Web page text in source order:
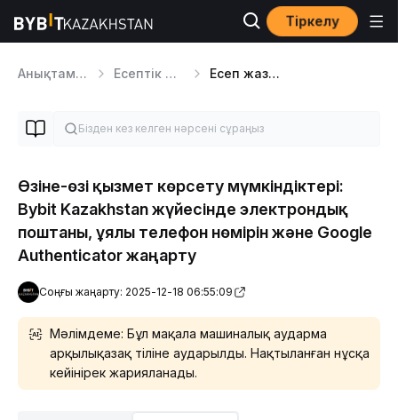
Тіркелу
Анықтама орталығы Есептік жазбаны басқару Есеп жазбасын түзету
Өзіне-өзі қызмет көрсету мүмкіндіктері:
Bybit Kazakhstan жүйесінде электрондық
поштаны, ұялы телефон нөмірін және Google
Authenticator жаңарту
Соңғы жаңарту: 2025-12-18 06:55:09
Мәлімдеме: Бұл мақала машиналық аударма
арқылықазақ тіліне аударылды. Нақтыланған нұсқа
кейінірек жарияланады.